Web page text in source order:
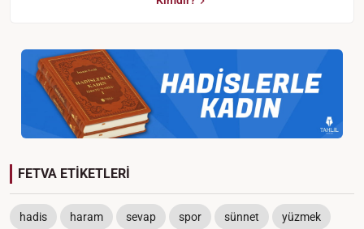
FETVA ETİKETLERİ
hadis haram sevap spor sünnet yüzmek